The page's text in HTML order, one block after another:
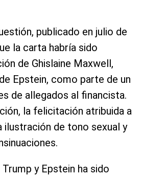
publicado en julio de
la carta habría sido
de Ghislaine Maxwell,
Epstein, como parte de un
de allegados al financista.
la felicitación atribuida a
ilustración de tono sexual y
y Epstein ha sido